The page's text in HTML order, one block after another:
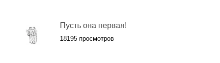
Пусть она первая!
18195 просмотров